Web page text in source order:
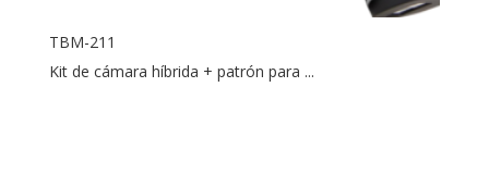
TBM-211
Kit de cámara híbrida + patrón para ...